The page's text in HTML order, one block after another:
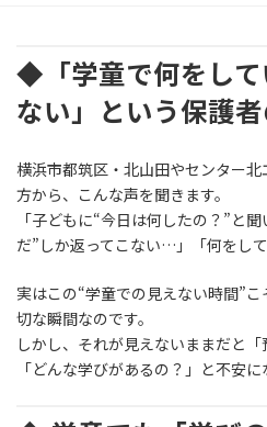
◆「学童で何をして
ない」という保護
横浜市都筑区・北山田やセンター
方から、こんな声を聞きます。
「子どもに“今日は何したの？”と
だ”しか返ってこない…」「何をし
実はこの“学童での見えない時間”
切な瞬間なのです。
しかし、それが見えないままだと「
「どんな学びがあるの？」と不安に